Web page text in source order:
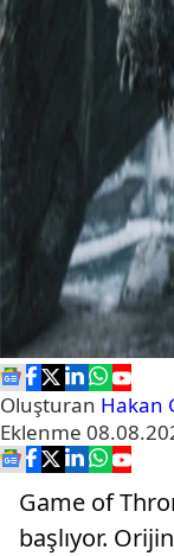
Oluşturan Hakan
Eklenme
Game of
başlıyor.